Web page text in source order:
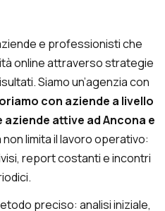
e professionisti che
online attraverso strategie
Siamo un’agenzia con
con aziende a livello
aziende attive ad Ancona e
non limita il lavoro operativo:
report costanti e incontri
preciso: analisi iniziale,